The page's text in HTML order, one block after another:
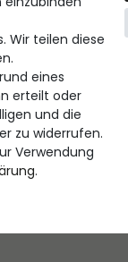
Wir teilen diese
eines
erteilt oder
und die
zu widerrufen.
Verwendung
.